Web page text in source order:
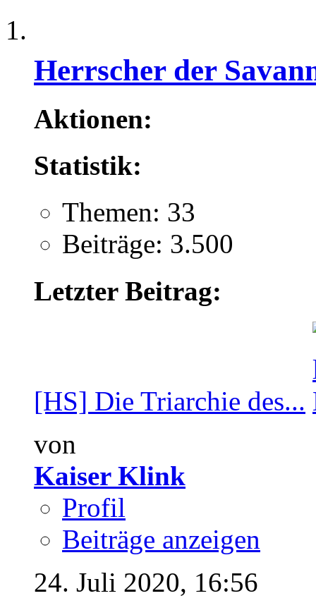
Herrscher der
Aktionen:
Statistik:
Themen: 33
Beiträge: 3.500
Letzter Beitrag:
[HS] Die Triarchie des...
von
Kaiser Klink
Profil
Beiträge anzeigen
24. Juli 2020, 16:56